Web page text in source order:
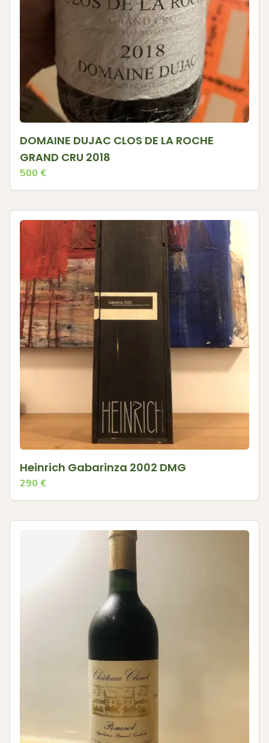
DOMAINE DUJAC CLOS DE LA ROCHE
GRAND CRU 2018
500 €
Heinrich Gabarinza 2002 DMG
290 €